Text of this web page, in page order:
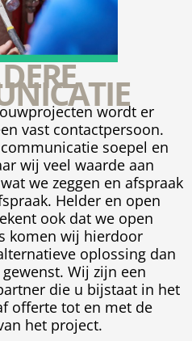
wordt er
vast contactpersoon.
soepel en
wij veel waarde aan
we zeggen en afspraak
Helder en open
ook dat we open
komen wij hierdoor
oplossing dan
Wij zijn een
die u bijstaat in het
offerte tot en met de
het project.